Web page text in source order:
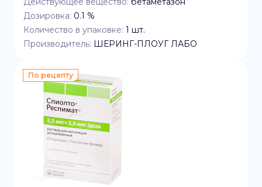
Дозировка: 0.1 %
Количество в упаковке: 1 шт.
Производитель: ШЕРИНГ-ПЛОУГ ЛАБО
По рецепту